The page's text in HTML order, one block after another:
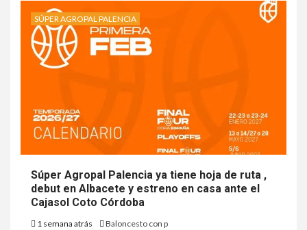
SÚPER AGROPAL PALENCIA
Súper Agropal Palencia ya tiene hoja de ruta ,
debut en Albacete y estreno en casa ante el
Cajasol Coto Córdoba
1 semana atrás Baloncesto con p